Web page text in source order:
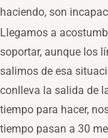
haciendo, son
Llegamos a
soportar, aunque los
salimos de esa
conlleva la salida de
tiempo para hacer,
tiempo pasan a 30